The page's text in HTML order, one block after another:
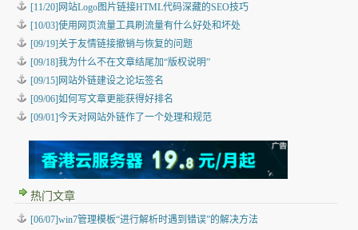
[11/20]网站Logo图片链接HTML代码深藏的SEO技巧
[10/03]使用网页流量工具刷流量有什么好处和坏处
[09/19]关于友情链接撤销与恢复的问题
[09/18]我为什么不在文章结尾加“版权说明”
[09/15]网站外链建设之论坛签名
[09/06]如何写文章更能获得好排名
[09/01]今天对网站外链作了一个处理和规范
热门文章
[06/07]win7管理模板“进行解析时遇到错误”的解决方法